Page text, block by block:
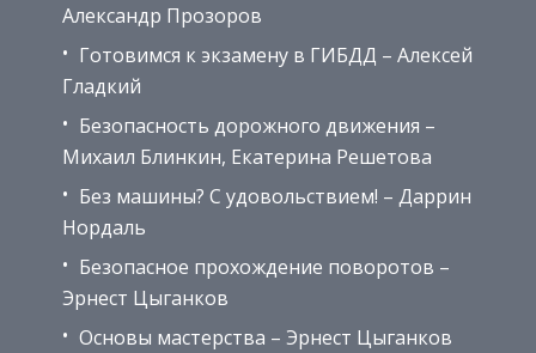
Александр Прозоров
Готовимся к экзамену в ГИБДД – Алексей
Гладкий
Безопасность дорожного движения –
Михаил Блинкин, Екатерина Решетова
Без машины? С удовольствием! – Даррин
Нордаль
Безопасное прохождение поворотов –
Эрнест Цыганков
Основы мастерства – Эрнест Цыганков